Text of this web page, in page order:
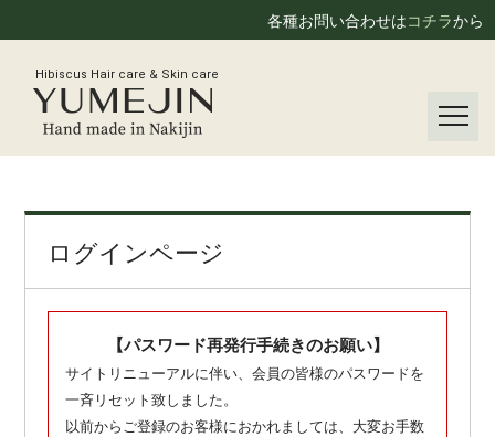
各種お問い合わせはコチラから
Hibiscus Hair care & Skin care
ログインページ
【パスワード再発行手続きのお願い】
サイトリニューアルに伴い、会員の皆様のパスワードを
一斉リセット致しました。
以前からご登録のお客様におかれましては、大変お手数